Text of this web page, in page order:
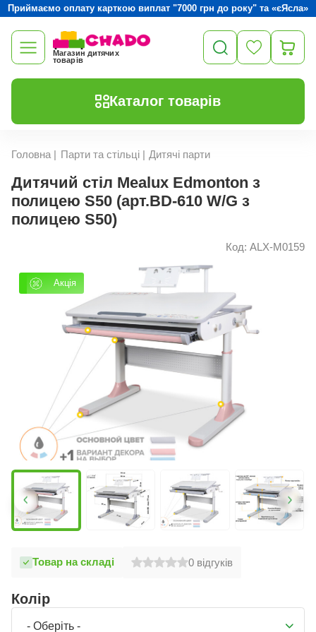
Приймаємо оплату карткою виплат "7000 грн до року" та «єЯсла»
Магазин дитячих
товарів
Каталог товарів
Головна | Парти та стільці| Дитячі парти
Дитячий стіл Mealux Edmonton з
полицею S50 (арт.BD-610 W/G з
полицею S50)
Код: ALX-M0159
Акція
Товар на складі 0 відгуків
Колір
- Оберіть -